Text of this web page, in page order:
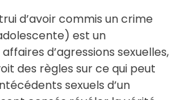
d’avoir commis un crime
est un
d’agressions sexuelles,
des règles sur ce qui peut
sexuels d’un